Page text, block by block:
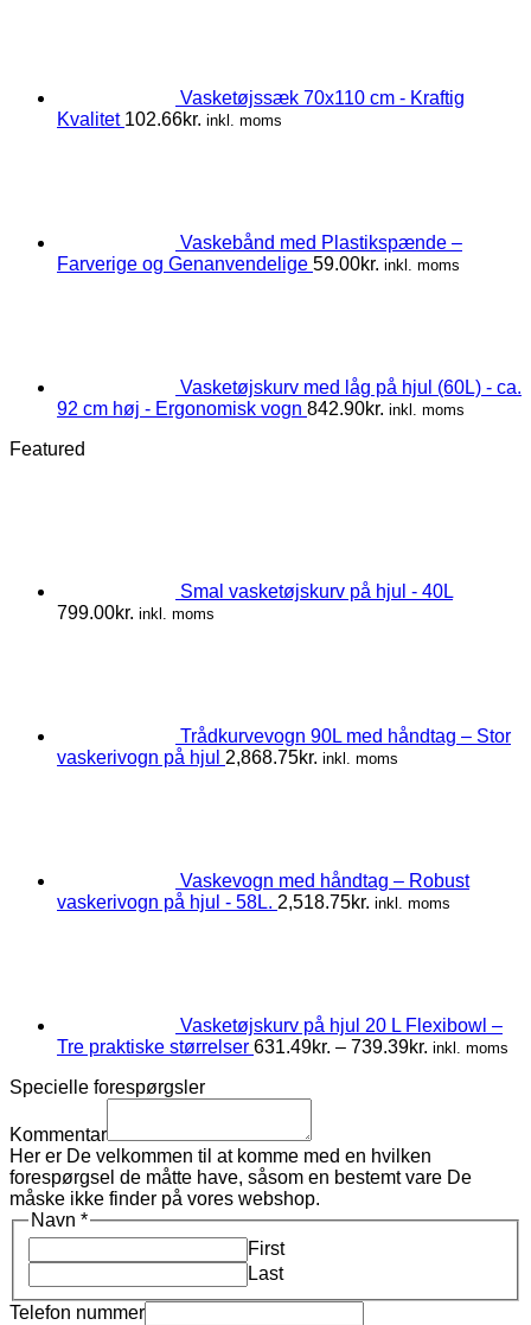
Vasketøjssæk 70x110 cm - Kraftig
Kvalitet 102.66kr. inkl. moms
Vaskebånd med Plastikspænde –
Farverige og Genanvendelige 59.00kr. inkl. moms
Vasketøjskurv med låg på hjul (60L) - ca.
92 cm høj - Ergonomisk vogn 842.90kr. inkl. moms
Featured
Smal vasketøjskurv på hjul - 40L
799.00kr. inkl. moms
Trådkurvevogn 90L med håndtag – Stor
vaskerivogn på hjul 2,868.75kr. inkl. moms
Vaskevogn med håndtag – Robust
vaskerivogn på hjul - 58L. 2,518.75kr. inkl. moms
Vasketøjskurv på hjul 20 L Flexibowl –
Tre praktiske størrelser 631.49kr. – 739.39kr. Prisinterval:
inkl. moms
Specielle forespørgsler
Kommentar
Her er De velkommen til at komme med en hvilken
forespørgsel de måtte have, såsom en bestemt vare De
måske ikke finder på vores webshop.
Navn *
First
Last
Telefon nummer